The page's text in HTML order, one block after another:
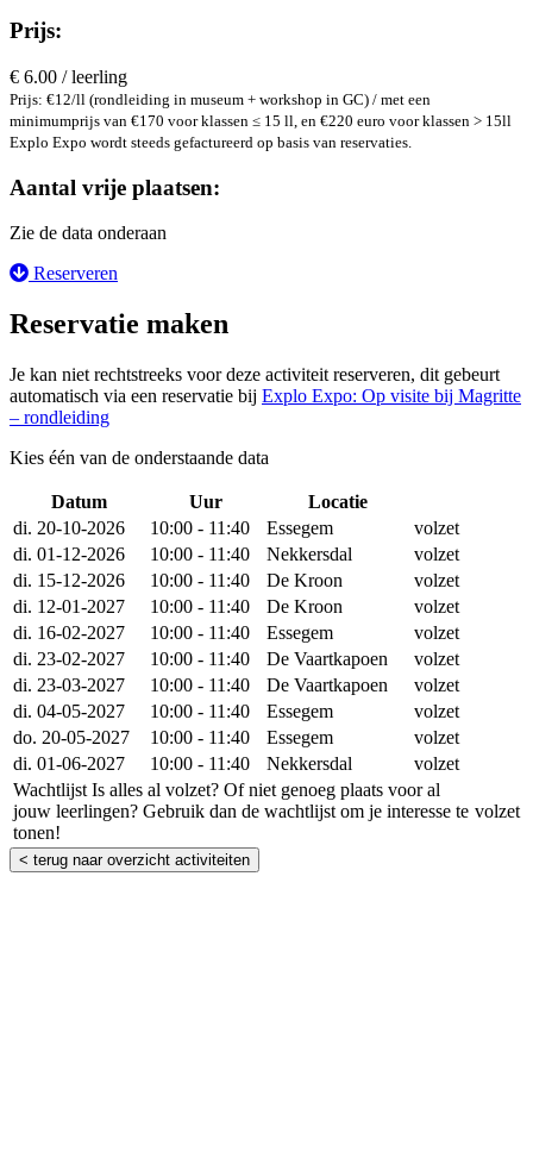
Prijs:
€ 6.00 / leerling
Prijs: €12/ll (rondleiding in museum + workshop in GC) / met een
minimumprijs van €170 voor klassen ≤ 15 ll, en €220 euro voor klassen > 15ll
Explo Expo wordt steeds gefactureerd op basis van reservaties.
Aantal vrije plaatsen:
Zie de data onderaan
Reserveren
Reservatie maken
Je kan niet rechtstreeks voor deze activiteit reserveren, dit gebeurt
automatisch via een reservatie bij Explo Expo: Op visite bij Magritte
– rondleiding
Kies één van de onderstaande data
Datum Uur Locatie
di. 20-10-2026
10:00 - 11:40 Essegem
volzet
di. 01-12-2026
10:00 - 11:40 Nekkersdal
volzet
di. 15-12-2026
10:00 - 11:40 De Kroon
volzet
di. 12-01-2027
10:00 - 11:40 De Kroon
volzet
di. 16-02-2027
10:00 - 11:40 Essegem
volzet
di. 23-02-2027
10:00 - 11:40 De Vaartkapoen
volzet
di. 23-03-2027
10:00 - 11:40 De Vaartkapoen
volzet
di. 04-05-2027
10:00 - 11:40 Essegem
volzet
do. 20-05-2027
10:00 - 11:40 Essegem
volzet
di. 01-06-2027
10:00 - 11:40 Nekkersdal
volzet
Wachtlijst Is alles al volzet? Of niet genoeg plaats voor al
jouw leerlingen? Gebruik dan de wachtlijst om je interesse te
tonen!
volzet
< terug naar overzicht activiteiten